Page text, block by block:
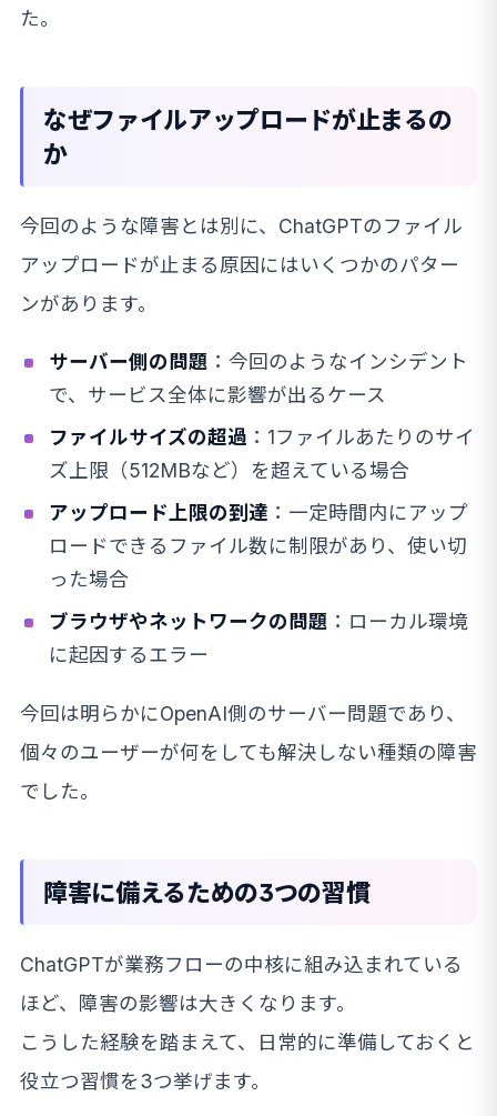
た。
なぜファイルアップロードが止まるの
か
今回のような障害とは別に、ChatGPTのファイル
アップロードが止まる原因にはいくつかのパター
ンがあります。
サーバー側の問題 ：今回のようなインシデント
で、サービス全体に影響が出るケース
ファイルサイズの超過 ：1ファイルあたりのサイ
ズ上限（512MBなど）を超えている場合
アップロード上限の到達 ：一定時間内にアップ
ロードできるファイル数に制限があり、使い切
った場合
ブラウザやネットワークの問題 ：ローカル環境
に起因するエラー
今回は明らかにOpenAI側のサーバー問題であり、
個々のユーザーが何をしても解決しない種類の障害
でした。
障害に備えるための3つの習慣
ChatGPTが業務フローの中核に組み込まれている
ほど、障害の影響は大きくなります。
こうした経験を踏まえて、日常的に準備しておくと
役立つ習慣を3つ挙げます。